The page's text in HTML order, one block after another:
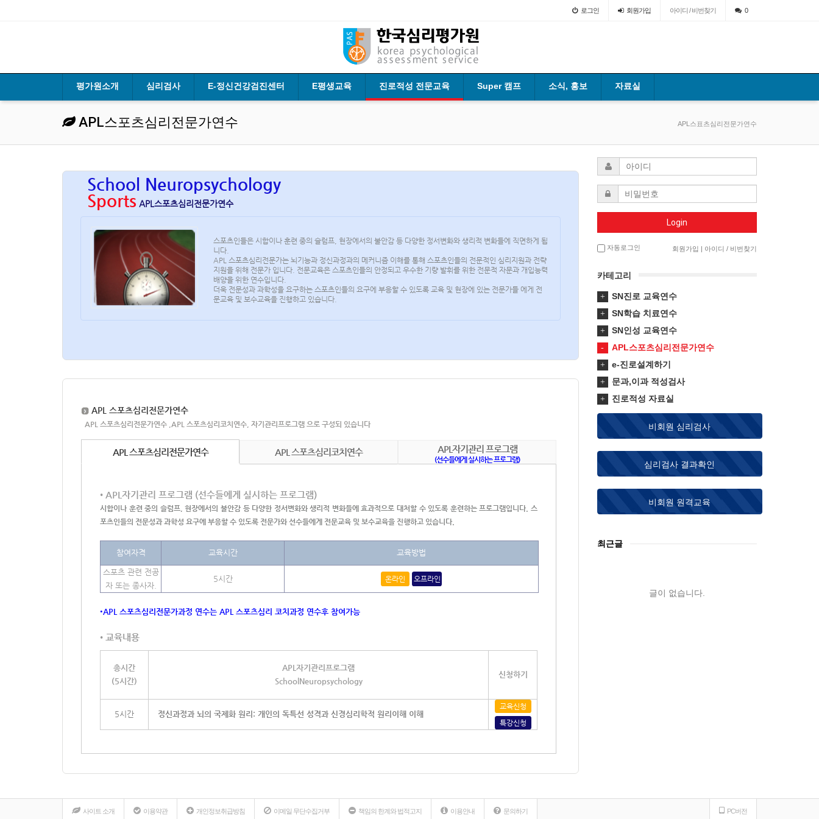
로그인 회원가입 아이디 / 비번찾기 0
평가원소개 심리검사 E-정신건강검진센터 E평생교육 진로적성 전문교육 Super 캠프 소식, 홍보 자료실
APL스포츠심리전문가연수 APL스표츠심리전문가연수
School Neuropsychology
Sports APL스포츠심리전문가연수
스포츠인들은 시합이나 훈련 중의 슬럼프, 현장에서의 불안감 등 다양한 정서변화와 생리적 변화들에 직면하게 됩
니다.
APL 스포츠심리전문가는 뇌기능과 정신과정과의 메커니즘 이해를 통해 스포츠인들의 전문적인 심리지원과 전략
지원을 위해 전문가 입니다. 전문교육은 스포츠인들의 안정되고 우수한 기량 발휘를 위한 전문적 자문과 개입능력
배양을 위한 연수입니다.
더욱 전문성과 과학성을 요구하는 스포츠인들의 요구에 부응할 수 있도록 교육 및 현장에 있는 전문가들 에게 전
문교육 및 보수교육을 진행하고 있습니다.
APL 스포츠심리전문가연수
APL 스포츠심리전문가연수 ,APL 스포츠심리코치연수, 자기관리프로그램 으로 구성되 있습니다
APL 스포츠심리전문가연수
• APL자기관리 프로그램 (선수들에게 실시하는 프로그램)
시합이나 훈련 중의 슬럼프, 현장에서의 불안감 등 다양한 정서변화와 생리적 변화들에 효과적으로 대처할 수 있도록 훈련하는 프로그램입니다. 스
포츠인들의 전문성과 과학성 요구에 부응할 수 있도록 전문가와 선수들에게 전문교육 및 보수교육을 진행하고 있습니다.
참여자격 교육시간 교육방법
스포츠 관련 전공
자 또는 종사자.
5시간 온라인 오프라인
•APL 스포츠심리전문가과정 연수는 APL 스포츠심리 코치과정 연수후 참여가능
• 교육내용
총시간
(5시간)
APL자기관리프로그램
SchoolNeuropsychology
신청하기
5시간 정신과정과 뇌의 국제화 원리: 개인의 독특선 성격과 신경심리학적 원리이해 이해
교육신청
특강신청
APL 스포츠심리코치연수 APL자기관리 프로그램
(선수들에게 실시하는 프로그램)
Login
자동로그인 회원가입 아이디 / 비번찾기
카테고리
SN진로 교육연수
SN학습 치료연수
SN인성 교육연수
APL스포츠심리전문가연수
e-진로설계하기
문과,이과 적성검사
진로적성 자료실
비회원 심리검사
심리검사 결과확인
비회원 원격교육
최근글
글이 없습니다.
사이트 소개 이용약관 개인정보취급방침 이메일 무단수집거부 책임의 한계와 법적고지 이용안내 문의하기 PC버전